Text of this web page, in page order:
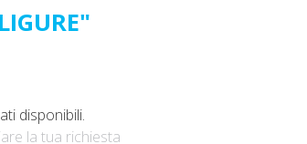
disponibili.
la tua richiesta